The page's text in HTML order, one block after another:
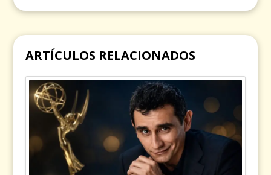
ARTÍCULOS RELACIONADOS